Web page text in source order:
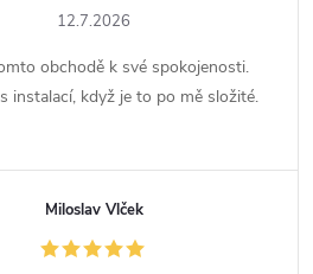
12.7.2026
obchodě k své spokojenosti.
instalací, když je to po mě složité.
Miloslav Vlček